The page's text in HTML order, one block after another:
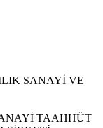
SANAYİ VE
TAAHHÜT